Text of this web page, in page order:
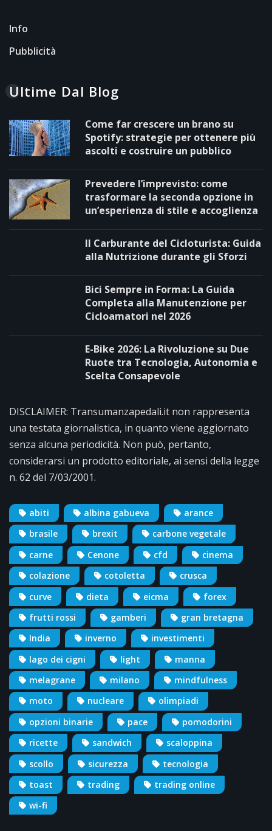
Info
Pubblicità
Ultime Dal Blog
Come far crescere un brano su
Spotify: strategie per ottenere più
ascolti e costruire un pubblico
Prevedere l’imprevisto: come
trasformare la seconda opzione in
un’esperienza di stile e accoglienza
Il Carburante del Cicloturista: Guida
alla Nutrizione durante gli Sforzi
Bici Sempre in Forma: La Guida
Completa alla Manutenzione per
Cicloamatori nel 2026
E-Bike 2026: La Rivoluzione su Due
Ruote tra Tecnologia, Autonomia e
Scelta Consapevole
DISCLAIMER: Transumanzapedali.it non rappresenta
una testata giornalistica, in quanto viene aggiornato
senza alcuna periodicità. Non può, pertanto,
considerarsi un prodotto editoriale, ai sensi della legge
n. 62 del 7/03/2001.
abiti albina gabueva
arance
brasile
brexit
carbone vegetale
carne
Cenone cfd
cinema
colazione
cotoletta
crusca
curve
dieta eicma
forex
frutti rossi
gamberi
gran bretagna
India
inverno
investimenti
lago dei cigni
light
manna
melagrane
milano
mindfulness
moto
nucleare
olimpiadi
opzioni binarie
pace
pomodorini
ricette
sandwich
scaloppina
scollo
sicurezza
tecnologia
toast
trading
trading online
wi-fi